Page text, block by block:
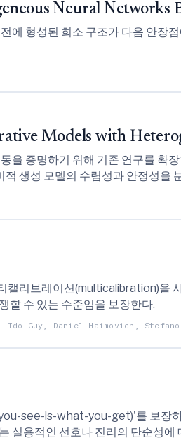
Neural Networks
에 형성된 희소 구조가 다음 안장
Models with
증명하기 위해 기존 연구를 확
생성 모델의 수렴성과 안정성을
리브레이션(multicalibration)을
할 수 있는 수준임을 보장한다.
Guy, Daniel Haimovich,
see-is-what-you-get)'를 보장
실용적인 선호나 진리의 단순성